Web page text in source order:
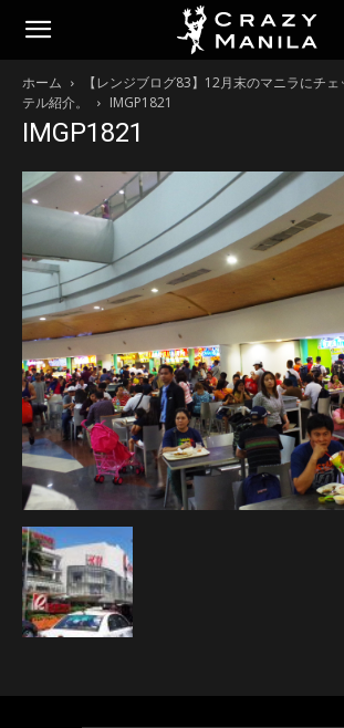
ホーム
【レンジブログ83】12月末のマニラにチ
テル紹介。
IMGP1821
IMGP1821